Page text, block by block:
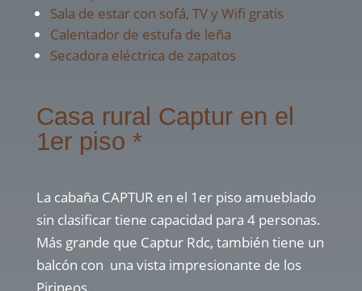
Sala de estar con sofá, TV y Wifi gratis
Calentador de estufa de leña
Secadora eléctrica de zapatos
Casa rural Captur en el
1er piso *
La cabaña CAPTUR en el 1er piso amueblado
sin clasificar tiene capacidad para 4 personas.
Más grande que Captur Rdc, también tiene un
balcón con una vista impresionante de los